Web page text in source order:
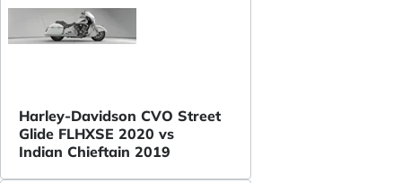
Harley-Davidson CVO Street
Glide FLHXSE 2020 vs
Indian Chieftain 2019